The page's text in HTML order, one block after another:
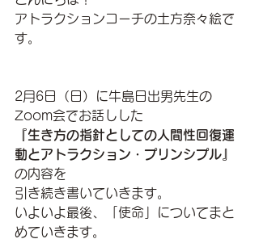
アトラクションコーチの土方奈々絵で
す。
2月6日（日）に牛島日出男先生の
Zoom会でお話しした
『生き方の指針としての人間性回復運
動とアトラクション・プリンシプル』
の内容を
引き続き書いていきます。
いよいよ最後、「使命」についてまと
めていきます。